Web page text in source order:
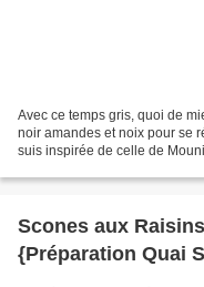
Avec ce temps gris, quoi de
noir amandes et noix pour se
suis inspirée de celle de
Scones aux
{Préparation Quai